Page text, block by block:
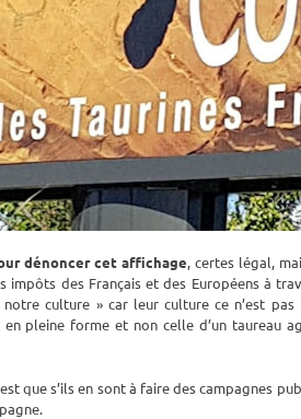
dénoncer cet affichage, certes légal,
des Français et des Européens à
culture » car leur culture ce n’est
pleine forme et non celle d’un taureau
que s’ils en sont à faire des campagnes